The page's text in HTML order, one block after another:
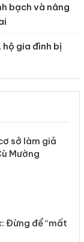
bạch và nâng
hộ gia đình bị
sở làm giả
Mường
Đừng để